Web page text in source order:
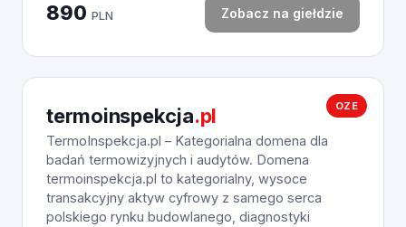
890 PLN Zobacz na giełdzie
OZE
termoinspekcja.pl
TermoInspekcja.pl – Kategorialna domena dla
badań termowizyjnych i audytów. Domena
termoinspekcja.pl to kategorialny, wysoce
transakcyjny aktyw cyfrowy z samego serca
polskiego rynku budowlanego, diagnostyki